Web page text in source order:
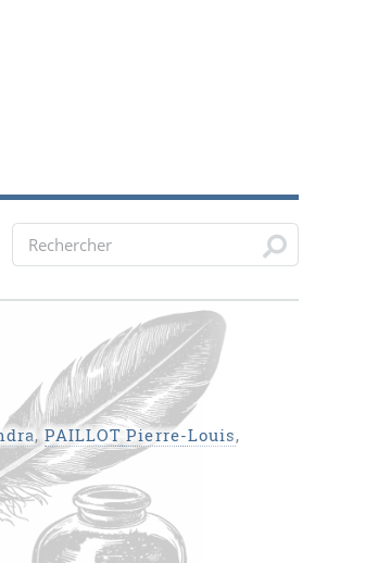
,PAILLOT Pierre-Louis,